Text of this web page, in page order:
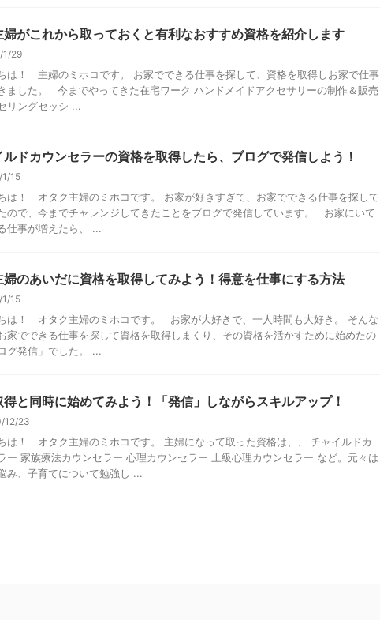
婦がこれから取っておくと有利なおすすめ資格を紹介します
1/29
は！ 主婦のミホコです。 お家でできる仕事を探して、資格を取得しお家で仕事
ました。 今までやってきた在宅ワーク ハンドメイドアクセサリーの制作＆販売
リングセッシ ...
ルドカウンセラーの資格を取得したら、ブログで発信しよう！
15
は！ オタク主婦のミホコです。 お家が好きすぎて、お家でできる仕事を探して
ので、今までチャレンジしてきたことをブログで発信しています。 お家にいて
仕事が増えたら、 ...
婦のあいだに資格を取得してみよう！得意を仕事にする方法
15
は！ オタク主婦のミホコです。 お家が大好きで、一人時間も大好き。 そんな
家でできる仕事を探して資格を取得しまくり、その資格を活かすために始めたの
グ発信」でした。 ...
得と同時に始めてみよう！「発信」しながらスキルアップ！
12/23
は！ オタク主婦のミホコです。 主婦になって取った資格は、、 チャイルドカ
ー 家族療法カウンセラー 心理カウンセラー 上級心理カウンセラー など。元々は
み、子育てについて勉強し ...